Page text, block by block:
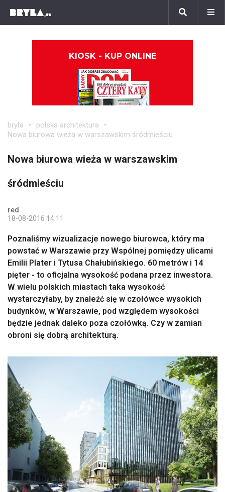
KIOSK - KUP ONLINE
bryła
polska architektura
Nowa biurowa wieża w warszawskim śródmieściu
Nowa biurowa wieża w warszawskim
śródmieściu
red
18-08-2016 14:11
Poznaliśmy wizualizacje nowego biurowca, który ma
powstać w Warszawie przy Wspólnej pomiędzy ulicami
Emilii Plater i Tytusa Chałubińskiego. 60 metrów i 14
pięter - to oficjalna wysokość podana przez inwestora.
W wielu polskich miastach taka wysokość
wystarczyłaby, by znaleźć się w czołówce wysokich
budynków, w Warszawie, pod względem wysokości
będzie jednak daleko poza czołówką. Czy w zamian
obroni się dobrą architekturą.